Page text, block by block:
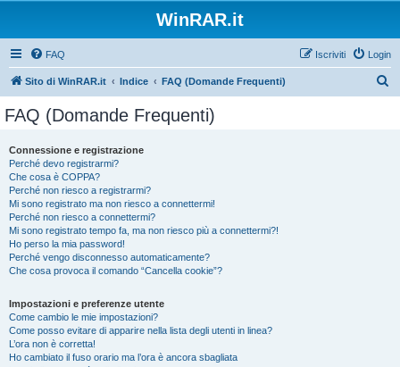
WinRAR.it
FAQ Login
Iscriviti
Sito di WinRAR.it Indice FAQ (Domande Frequenti)
FAQ (Domande Frequenti)
Connessione e registrazione
Perché devo registrarmi?
Che cosa è COPPA?
Perché non riesco a registrarmi?
Mi sono registrato ma non riesco a connettermi!
Perché non riesco a connettermi?
Mi sono registrato tempo fa, ma non riesco più a connettermi?!
Ho perso la mia password!
Perché vengo disconnesso automaticamente?
Che cosa provoca il comando “Cancella cookie”?
Impostazioni e preferenze utente
Come cambio le mie impostazioni?
Come posso evitare di apparire nella lista degli utenti in linea?
L’ora non è corretta!
Ho cambiato il fuso orario ma l’ora è ancora sbagliata